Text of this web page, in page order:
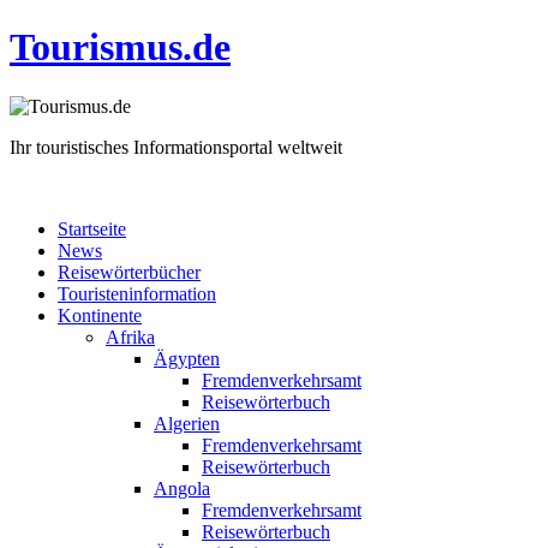
Tourismus.de
Ihr touristisches Informationsportal weltweit
Startseite
News
Reisewörterbücher
Touristeninformation
Kontinente
Afrika
Ägypten
Fremdenverkehrsamt
Reisewörterbuch
Algerien
Fremdenverkehrsamt
Reisewörterbuch
Angola
Fremdenverkehrsamt
Reisewörterbuch